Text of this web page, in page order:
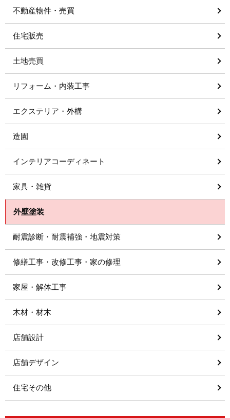
不動産物件・売買
住宅販売
土地売買
リフォーム・内装工事
エクステリア・外構
造園
インテリアコーディネート
家具・雑貨
外壁塗装
耐震診断・耐震補強・地震対策
修繕工事・改修工事・家の修理
家屋・解体工事
木材・材木
店舗設計
店舗デザイン
住宅その他